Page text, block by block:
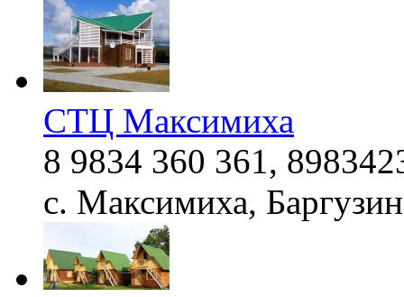
СТЦ Максимиха
8 9834 360 361,
с. Максимиха,